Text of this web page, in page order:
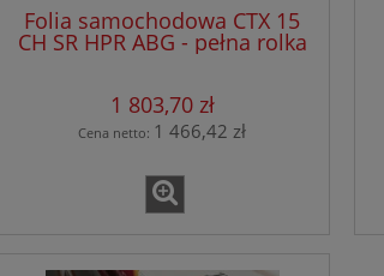
Folia samochodowa CTX 15
CH SR HPR ABG - pełna rolka
1 803,70 zł
Cena netto: 1 466,42 zł